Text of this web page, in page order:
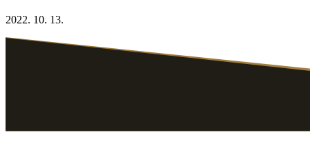
2022. 10. 13.